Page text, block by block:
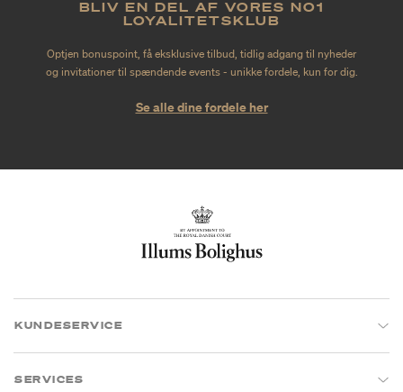
BLIV EN DEL AF VORES NO1
LOYALITETSKLUB
Optjen bonuspoint, få eksklusive tilbud, tidlig adgang til nyheder
og invitationer til spændende events - unikke fordele, kun for dig.
Se alle dine fordele her
KUNDESERVICE
SERVICES